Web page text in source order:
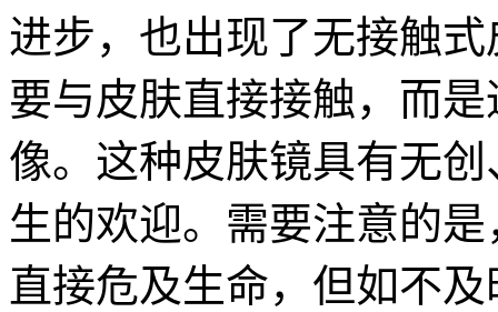
进步，也出现了无接触
要与皮肤直接接触，而
像。这种皮肤镜具有无
生的欢迎。需要注意的
直接危及生命，但如不